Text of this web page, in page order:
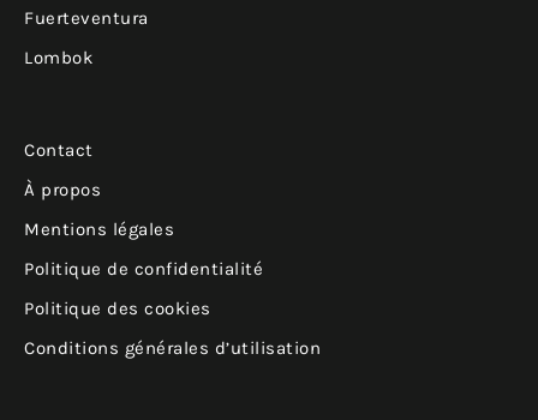
Fuerteventura
Lombok
Contact
À propos
Mentions légales
Politique de confidentialité
Politique des cookies
Conditions générales d’utilisation